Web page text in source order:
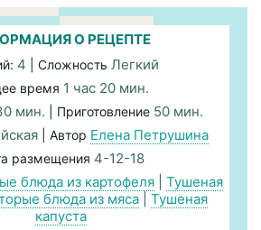
О РЕЦЕПТЕ
4 | Сложность Легкий
время 1 час 20 мин.
мин. | Приготовление 50 мин.
| Автор Елена Петрушина
размещения 4-12-18
блюда из картофеля| Тушеная
блюда из мяса| Тушеная
капуста